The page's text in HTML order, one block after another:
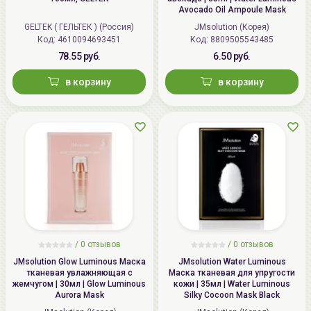
и плотно приложите к лицу. Подождите 15-20 минут
и снимите. Дайте впитаться эссенции.
GELTEK ( ГЕЛЬТЕК ) (Россия)
Код: 4610094693451
78.55 руб.
в корзину
Avocado Oil Ampoule Mask
JMsolution (Корея)
Код: 8809505543485
6.50 руб.
в корзину
/ 0 отзывов
JMsolution Glow Luminous Маска
тканевая увлажняющая с
жемчугом | 30мл | Glow Luminous
Aurora Mask
/ 0 отзывов
JMsolution Water Luminous
Маска тканевая для упругости
кожи | 35мл | Water Luminous
Silky Cocoon Mask Black